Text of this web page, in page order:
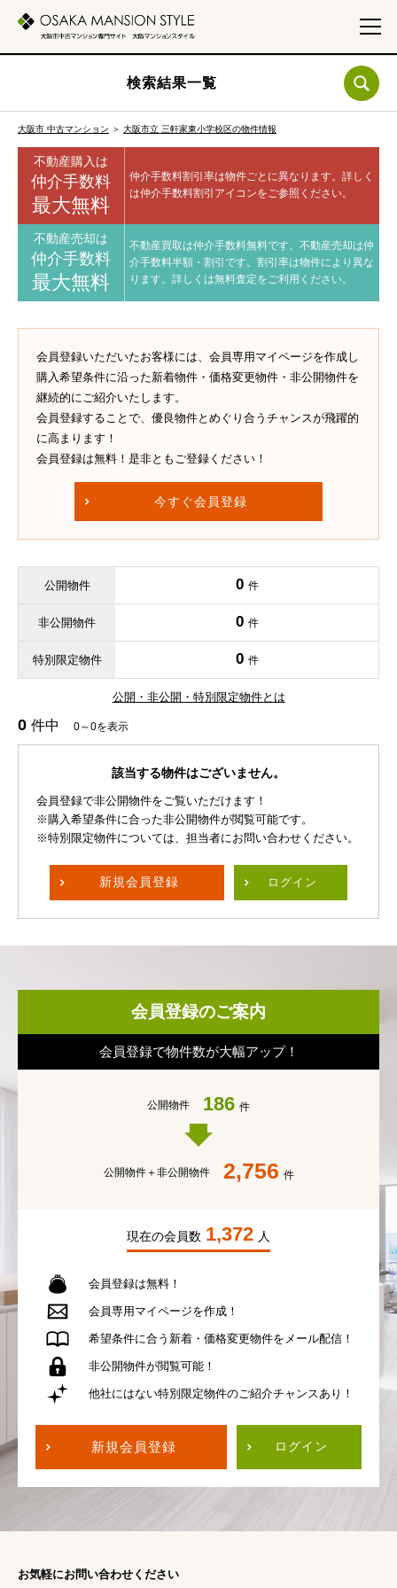
検索結果一覧
大阪市 中古マンション ＞ 大阪市立 三軒家東小学校区の物件情報
不動産購入は
仲介手数料
最大無料
仲介手数料割引率は物件ごとに異なります。 詳しく
は仲介手数料割引アイコンをご参照ください。
不動産売却は
仲介手数料
最大無料
不動産買取は仲介手数料無料です。 不動産売却は仲
介手数料半額・割引です。 割引率は物件により異な
ります。 詳しくは無料査定をご利用ください。
会員登録いただいたお客様には、会員専用マイページを作成し
購入希望条件に沿った新着物件・価格変更物件・非公開物件を
継続的にご紹介いたします。
会員登録することで、優良物件とめぐり合うチャンスが飛躍的
に高まります！
会員登録は無料！是非ともご登録ください！
今すぐ会員登録
公開物件 0 件
非公開物件 0 件
特別限定物件 0 件
公開・非公開・特別限定物件とは
0 件中 0～0を表示
該当する物件はございません。
会員登録で非公開物件をご覧いただけます！
※購入希望条件に合った非公開物件が閲覧可能です。
※特別限定物件については、担当者にお問い合わせください。
新規会員登録 ログイン
会員登録のご案内
会員登録で物件数が大幅アップ！
公開物件 186 件
公開物件＋非公開物件 2,756 件
現在の会員数 1,372 人
会員登録は無料！
会員専用 マイページを作成！
希望条件に合う 新着・価格変更物件を メール配信！
非公開物件が閲覧可能！
他社にはない特別限定物件のご紹介チャンスあり！
新規会員登録 ログイン
お気軽にお問い合わせください